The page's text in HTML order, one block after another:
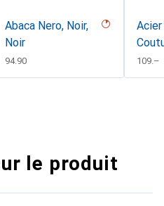
Abaca Nero, Noir,
Noir
CHF
94.90 CHF
109.–
le produit